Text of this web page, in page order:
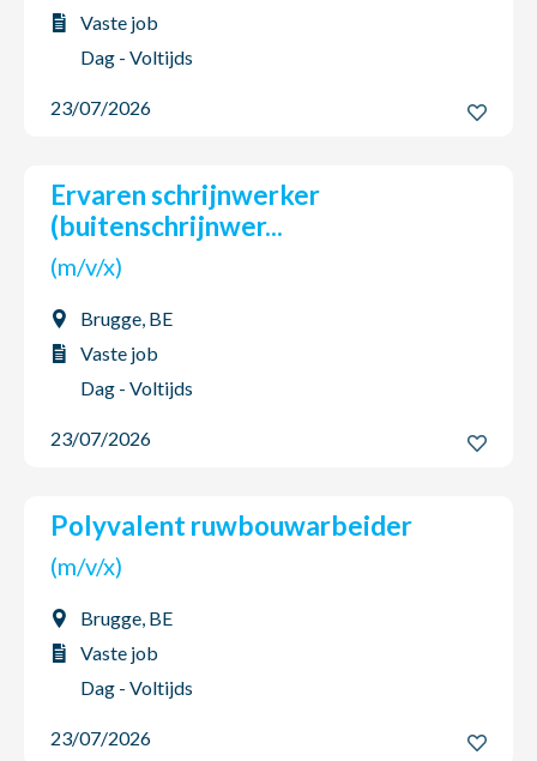
Vaste job
Dag - Voltijds
23/07/2026
Ervaren schrijnwerker
(buitenschrijnwer...
(m/v/x)
Brugge, BE
Vaste job
Dag - Voltijds
23/07/2026
Polyvalent ruwbouwarbeider
(m/v/x)
Brugge, BE
Vaste job
Dag - Voltijds
23/07/2026